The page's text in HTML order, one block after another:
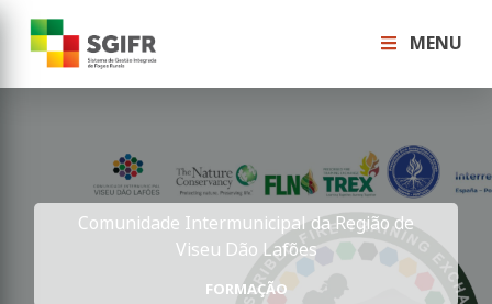
MENU
Comunidade Intermunicipal da Região de
Viseu Dão Lafões
FORMAÇÃO